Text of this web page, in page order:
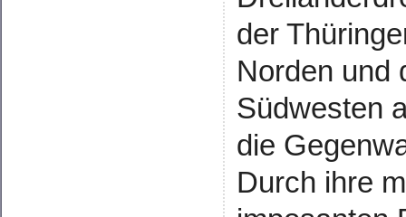
der
Norden und
Südwesten
die
Durch ihre